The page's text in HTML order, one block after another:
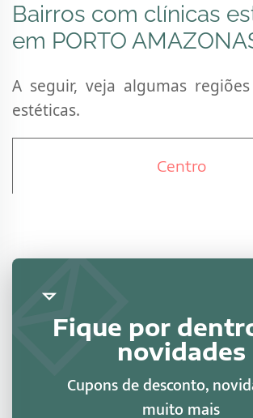
Bairros com clínicas
em PORTO
A seguir, veja algumas
estéticas.
Centro
Fique por
novidades
Cupons de desconto,
muito mais